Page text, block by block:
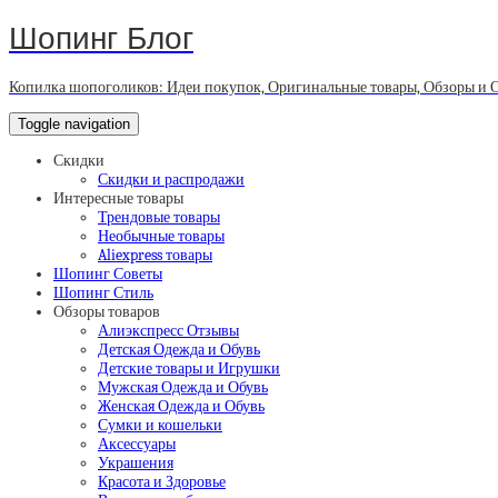
Шопинг Блог
Копилка шопоголиков: Идеи покупок, Оригинальные товары, Обзоры и
Toggle navigation
Скидки
Скидки и распродажи
Интересные товары
Трендовые товары
Необычные товары
Aliexpress товары
Шопинг Советы
Шопинг Стиль
Обзоры товаров
Алиэкспресс Отзывы
Детская Одежда и Обувь
Детские товары и Игрушки
Мужская Одежда и Обувь
Женская Одежда и Обувь
Сумки и кошельки
Аксессуары
Украшения
Красота и Здоровье